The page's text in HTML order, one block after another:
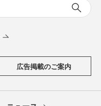
広告掲載のご案内